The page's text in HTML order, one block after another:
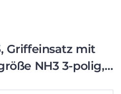
Griffeinsatz mit
NH3 3-polig,